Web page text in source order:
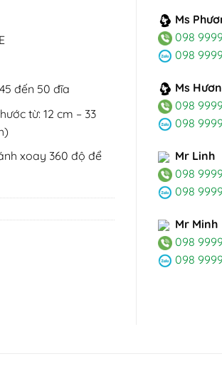
đến 50 đĩa
từ: 12 cm – 33
xoay 360 độ để
Ms
098
098
Ms
098
098
Mr Linh
098
098
Mr Minh
098
098